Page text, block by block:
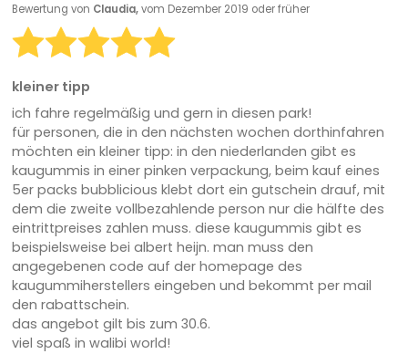
Bewertung von Claudia,vom Dezember 2019 oder früher
kleiner tipp
ich fahre regelmäßig und gern in diesen park!
für personen, die in den nächsten wochen dorthinfahren
möchten ein kleiner tipp: in den niederlanden gibt es
kaugummis in einer pinken verpackung, beim kauf eines
5er packs bubblicious klebt dort ein gutschein drauf, mit
dem die zweite vollbezahlende person nur die hälfte des
eintrittpreises zahlen muss. diese kaugummis gibt es
beispielsweise bei albert heijn. man muss den
angegebenen code auf der homepage des
kaugummiherstellers eingeben und bekommt per mail
den rabattschein.
das angebot gilt bis zum 30.6.
viel spaß in walibi world!